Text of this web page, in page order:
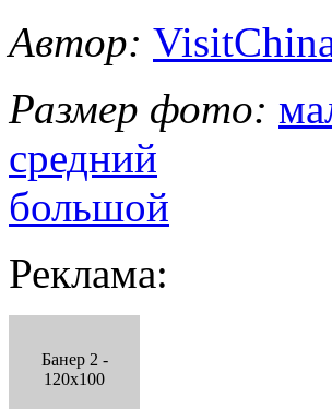
Автор:
Размер фото:
средний
большой
Реклама:
Банер 2 -
120x100